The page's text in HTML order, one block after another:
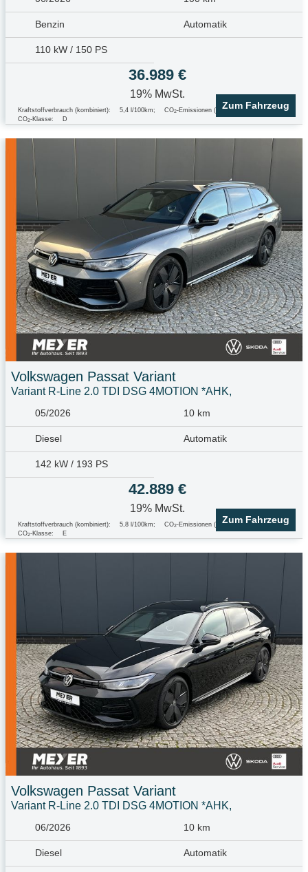
Benzin Automatik
110 kW / 150 PS
36.989 €
19% MwSt.
Kraftstoffverbrauch (kombiniert): 5,4 l/100km; CO2-Emissionen (kombiniert): 123.0 g/km
CO2-Klasse: D
Zum Fahrzeug
Volkswagen Passat Variant
Variant R-Line 2.0 TDI DSG 4MOTION *AHK,
05/2026 10 km
Diesel Automatik
142 kW / 193 PS
42.889 €
19% MwSt.
Kraftstoffverbrauch (kombiniert): 5,8 l/100km; CO2-Emissionen (kombiniert): 153.0 g/km
CO2-Klasse: E
Zum Fahrzeug
Volkswagen Passat Variant
Variant R-Line 2.0 TDI DSG 4MOTION *AHK,
06/2026 10 km
Diesel Automatik